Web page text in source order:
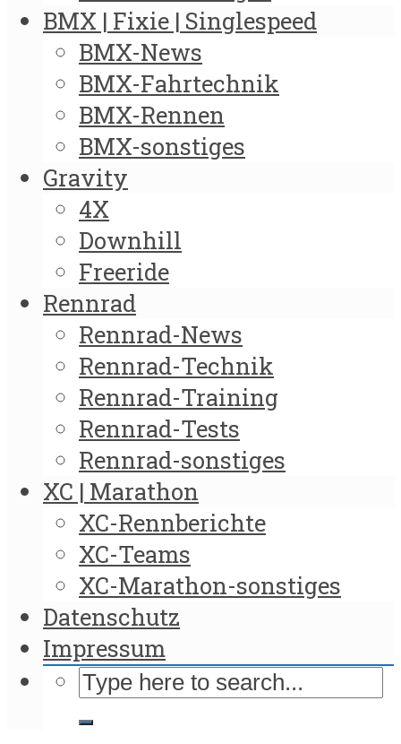
BMX | Fixie | Singlespeed
BMX-News
BMX-Fahrtechnik
BMX-Rennen
BMX-sonstiges
Gravity
4X
Downhill
Freeride
Rennrad
Rennrad-News
Rennrad-Technik
Rennrad-Training
Rennrad-Tests
Rennrad-sonstiges
XC | Marathon
XC-Rennberichte
XC-Teams
XC-Marathon-sonstiges
Datenschutz
Impressum